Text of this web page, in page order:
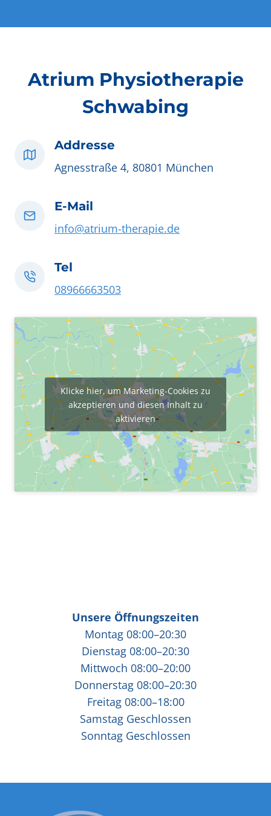
Atrium Physiotherapie
Schwabing
Addresse
Agnesstraße 4, 80801 München
E-Mail
info@atrium-therapie.de
Tel
08966663503
Klicke hier, um Marketing-Cookies zu
akzeptieren und diesen Inhalt zu
aktivieren
Unsere Öffnungszeiten
Montag 08:00–20:30
Dienstag 08:00–20:30
Mittwoch 08:00–20:00
Donnerstag 08:00–20:30
Freitag 08:00–18:00
Samstag Geschlossen
Sonntag Geschlossen